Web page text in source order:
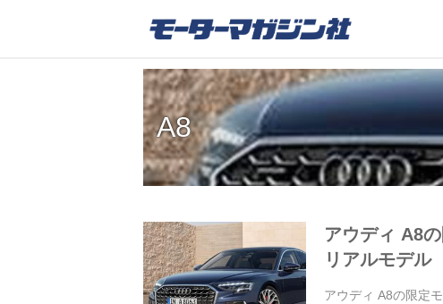
A8
アウディ A8
リアルモデル
アウディ A8の限定